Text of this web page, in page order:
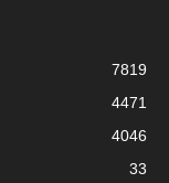
7819
4471
4046
33